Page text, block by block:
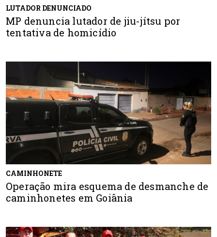
LUTADOR DENUNCIADO
MP denuncia lutador de jiu-jítsu por
tentativa de homicídio
CAMINHONETE
Operação mira esquema de desmanche de
caminhonetes em Goiânia